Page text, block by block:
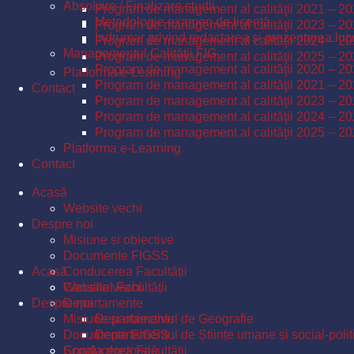
Program de management al calităţii 2021 –
Program de management al calităţii 2023 –
Program de management al calităţii 2024 –
Program de management al calităţii 2025 –
Platforma e-Learning
Contact
Absolvire / Finalizare studii
Metodologie examen de licență
Îndrumar privind redactarea și prezentarea
Managementul Calităţii FIG
Program de management al calităţii 2020 –
Program de management al calităţii 2021 –
Program de management al calităţii 2023 –
Program de management al calităţii 2024 –
Program de management al calităţii 2025 –
Platforma e-Learning
Contact
Acasă
Website vechi
Despre noi
Misiune și obiective
Documente FIGSS
Conducerea Facultății
Consiliul Facultății
Departamente
Departamentul de Geografie
Departamentul de Științe umane și social-
Școala doctorală
Acasă
Website vechi
Despre noi
Misiune și obiective
Documente FIGSS
Conducerea Facultății